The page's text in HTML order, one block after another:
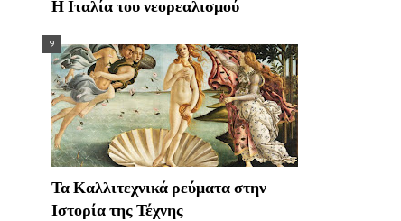
Η Ιταλία του νεορεαλισμού
Τα Καλλιτεχνικά ρεύματα στην
Ιστορία της Τέχνης